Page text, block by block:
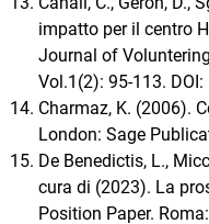
impatto per il centro
Journal of
Vol.1(2): 95-113.
Charmaz, K. (2006).
London: Sage
De Benedictis, L.,
cura di (2023). La
Position Paper.